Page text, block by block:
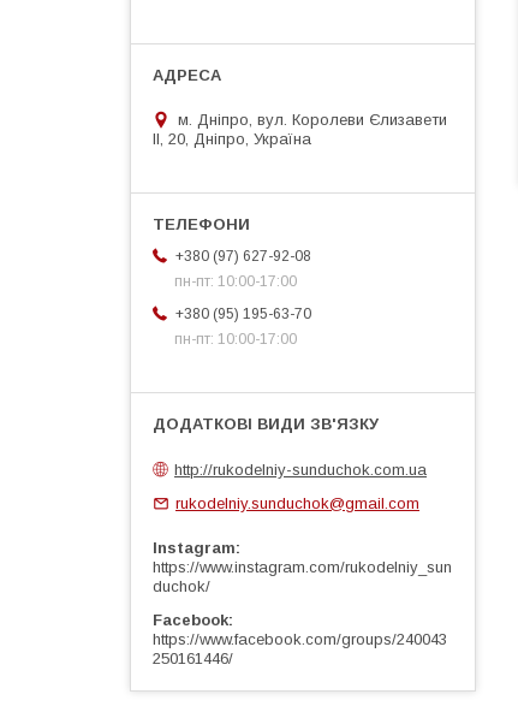
м. Дніпро, вул. Королеви Єлизавети
ІІ, 20, Дніпро, Україна
+380 (97) 627-92-08
пн-пт: 10:00-17:00
+380 (95) 195-63-70
пн-пт: 10:00-17:00
http://rukodelniy-sunduchok.com.ua
rukodelniy.sunduchok@gmail.com
Instagram
https://www.instagram.com/rukodelniy_sun
duchok/
Facebook
https://www.facebook.com/groups/240043
250161446/